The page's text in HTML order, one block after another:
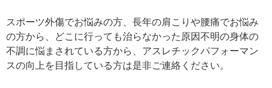
スポーツ外傷でお悩みの方、長年の肩こりや腰痛でお悩み
の方から、どこに行っても治らなかった原因不明の身体の
不調に悩まされている方から、アスレチックパフォーマン
スの向上を目指している方は是非ご連絡ください。